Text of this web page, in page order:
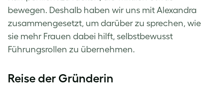
bewegen. Deshalb haben wir uns mit Alexandra
zusammengesetzt, um darüber zu sprechen, wie
sie mehr Frauen dabei hilft, selbstbewusst
Führungsrollen zu übernehmen.
Reise der Gründerin